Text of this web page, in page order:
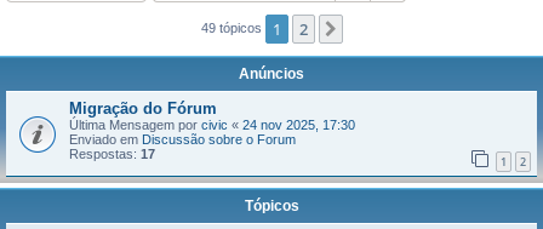
49 tópicos 1 2
Anúncios
Migração do Fórum
Última Mensagem por civic « 24 nov 2025, 17:30
Enviado em Discussão sobre o Forum
Respostas: 17 1 2
Tópicos